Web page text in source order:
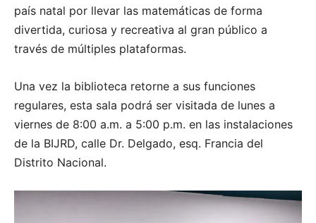
país natal por llevar las matemáticas de forma
divertida, curiosa y recreativa al gran público a
través de múltiples plataformas.
Una vez la biblioteca retorne a sus funciones
regulares, esta sala podrá ser visitada de lunes a
viernes de 8:00 a.m. a 5:00 p.m. en las instalaciones
de la BIJRD, calle Dr. Delgado, esq. Francia del
Distrito Nacional.